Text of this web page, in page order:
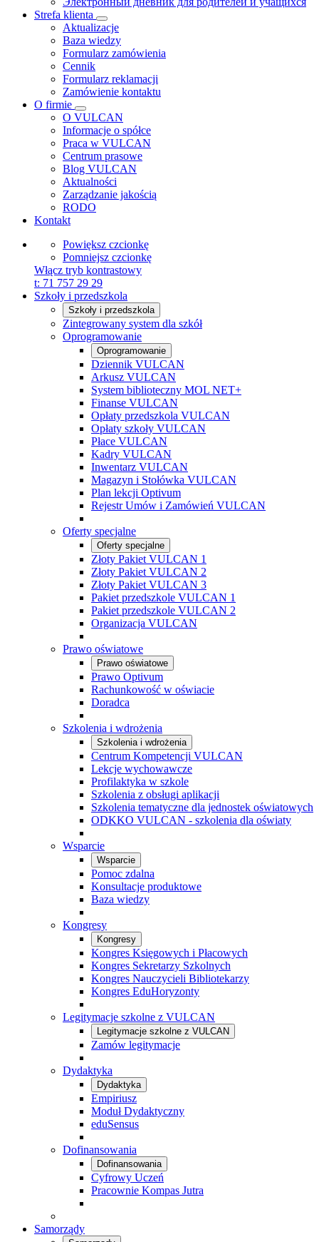
Strefa klienta
Aktualizacje
Baza wiedzy
Formularz zamówienia
Cennik
Formularz reklamacji
Zamówienie kontaktu
O firmie
O VULCAN
Informacje o spółce
Praca w VULCAN
Centrum prasowe
Blog VULCAN
Aktualności
Zarządzanie jakością
RODO
Kontakt
Powiększ czcionkę
Pomniejsz czcionkę
Włącz tryb kontrastowy
t: 71 757 29 29
Szkoły i przedszkola
Szkoły i przedszkola
Zintegrowany system dla szkół
Oprogramowanie
Oprogramowanie
Dziennik VULCAN
Arkusz VULCAN
System biblioteczny MOL NET+
Finanse VULCAN
Opłaty przedszkola VULCAN
Opłaty szkoły VULCAN
Płace VULCAN
Kadry VULCAN
Inwentarz VULCAN
Magazyn i Stołówka VULCAN
Plan lekcji Optivum
Rejestr Umów i Zamówień VULCAN
Oferty specjalne
Oferty specjalne
Złoty Pakiet VULCAN 1
Złoty Pakiet VULCAN 2
Złoty Pakiet VULCAN 3
Pakiet przedszkole VULCAN 1
Pakiet przedszkole VULCAN 2
Organizacja VULCAN
Prawo oświatowe
Prawo oświatowe
Prawo Optivum
Rachunkowość w oświacie
Doradca
Szkolenia i wdrożenia
Szkolenia i wdrożenia
Centrum Kompetencji VULCAN
Lekcje wychowawcze
Profilaktyka w szkole
Szkolenia z obsługi aplikacji
Szkolenia tematyczne dla jednostek oświatowych
ODKKO VULCAN - szkolenia dla oświaty
Wsparcie
Wsparcie
Pomoc zdalna
Konsultacje produktowe
Baza wiedzy
Kongresy
Kongresy
Kongres Księgowych i Płacowych
Kongres Sekretarzy Szkolnych
Kongres Nauczycieli Bibliotekarzy
Kongres EduHoryzonty
Legitymacje szkolne z VULCAN
Legitymacje szkolne z VULCAN
Zamów legitymacje
Dydaktyka
Dydaktyka
Empiriusz
Moduł Dydaktyczny
eduSensus
Dofinansowania
Dofinansowania
Cyfrowy Uczeń
Pracownie Kompas Jutra
Samorządy